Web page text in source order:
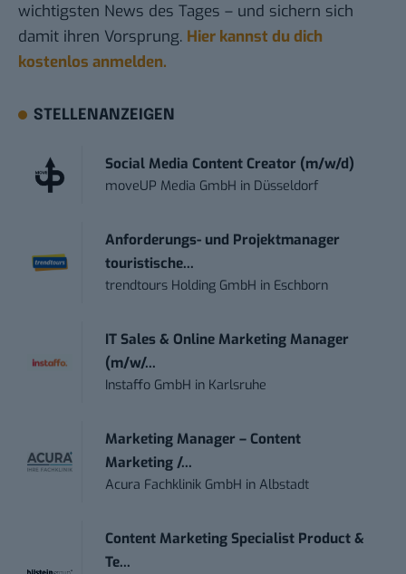
wichtigsten News des Tages – und sichern sich
damit ihren Vorsprung. Hier kannst du dich
kostenlos anmelden.
STELLENANZEIGEN
Social Media Content Creator (m/w/d)
moveUP Media GmbH in Düsseldorf
Anforderungs- und Projektmanager
touristische...
trendtours Holding GmbH in Eschborn
IT Sales & Online Marketing Manager
(m/w/...
Instaffo GmbH in Karlsruhe
Marketing Manager – Content
Marketing /...
Acura Fachklinik GmbH inAlbstadt
Content Marketing Specialist Product &
Te...